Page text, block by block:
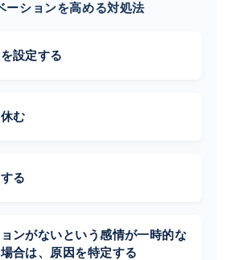
ーションを高める対処法
設定する
む
る
ンがないという感情が一時的な
合は、原因を特定する